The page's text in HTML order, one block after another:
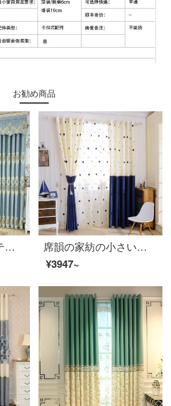
お勧め商品
席韻の家紡のカーテンヨーロッパ式の客間の寝室の半分は遮光して刺繍のカーテンの窓の紗を使って、同じ種類の窓のカーテンをカスタマイズして広く1メートル*高さの2.7メートルの単価(ナノリング)を注文して高くなることができます。
席韻の家紡の小さい清新な子供の部屋の遮光は刺繍のカーテンの窓の紗をつづり合わせて、同じ種類の窓のカーテンをカスタマイズして広く1メートル*高い2.7メートルの単価(ナノリング)を注文して高くなることができます。
¥3947~